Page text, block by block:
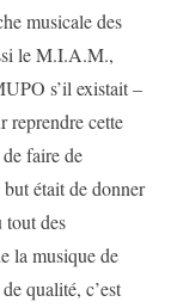
musicale des
le M.I.A.M.,
s’il existait –
reprendre cette
faire de
était de donner
tout des
la musique de
qualité, c’est